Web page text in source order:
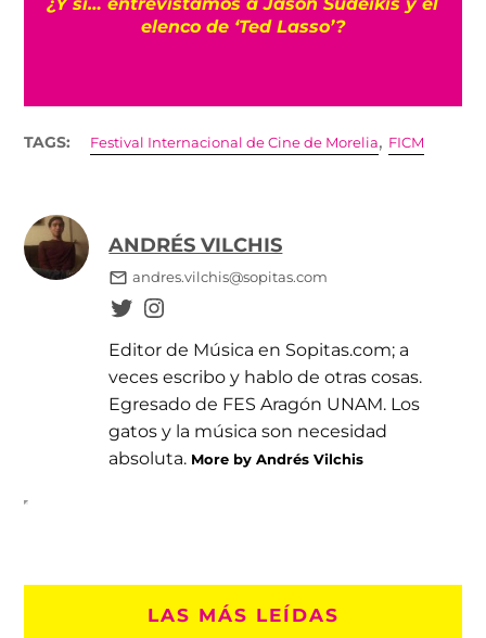
elenco de ‘Ted Lasso’?
TAGS: Festival Internacional de Cine de Morelia, FICM
ANDRÉS VILCHIS
andres.vilchis@sopitas.com
Editor de Música en Sopitas.com; a
veces escribo y hablo de otras cosas.
Egresado de FES Aragón UNAM. Los
gatos y la música son necesidad
absoluta. More by Andrés Vilchis
LAS MÁS LEÍDAS